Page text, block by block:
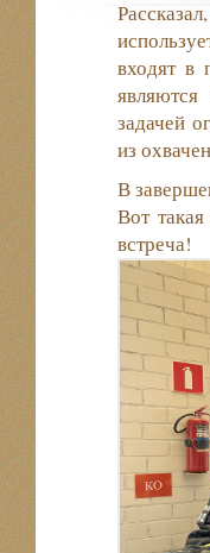
входят в
задачей
из
В
Вот
встреча!